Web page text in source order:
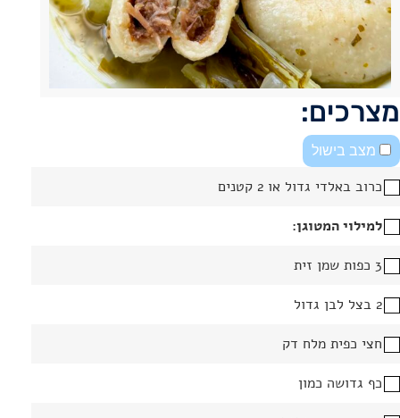
מצרכים:
מצב בישול
כרוב באלדי גדול או 2 קטנים
למילוי המטוגן:
3 כפות שמן זית
2 בצל לבן גדול
חצי כפית מלח דק
כף גדושה כמון